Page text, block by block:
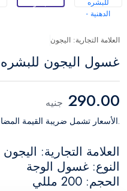
العلامة التجارية: اليجون
غسول اليجون للبشره
290.00 جنيه
.الأسعار تشمل ضريبة القيمة
العلامة التجارية: اليجون
النوع: غسول الوجة
الحجم: 200 مللي